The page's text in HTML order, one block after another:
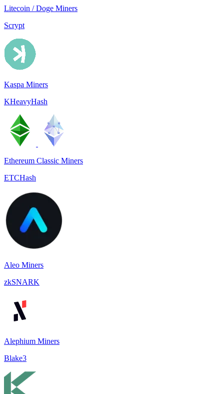
Litecoin / Doge Miners
Scrypt
Kaspa Miners
KHeavyHash
Ethereum Classic Miners
ETCHash
Aleo Miners
zkSNARK
Alephium Miners
Blake3